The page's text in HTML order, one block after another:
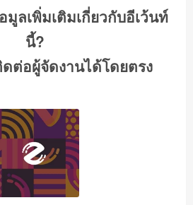
ลเพิ่มเติมเกี่ยวกับอีเว้นท์
นี้?
ต่อผู้จัดงานได้โดยตรง